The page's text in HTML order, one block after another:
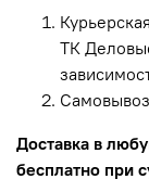
ТК
Доставка в
бесплатно при